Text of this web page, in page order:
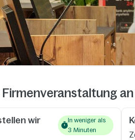
Firmenveranstaltung an
wir
In weniger als
3 Minuten